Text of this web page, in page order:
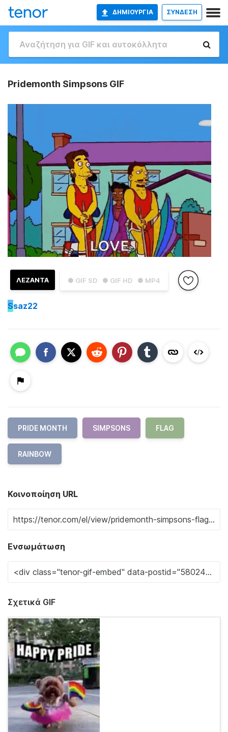
ΔΗΜΙΟΥΡΓΊΑ ΣΥΝΔΕΣΗ
Pridemonth Simpsons GIF
● GIF SD ● GIF HD ● MP4
ΛΕΖΑΝΤΑ
Ssaz22
PRIDE MONTH SIMPSONS FLAG
RAINBOW
Κοινοποίηση URL
Ενσωμάτωση
Σχετικά GIF